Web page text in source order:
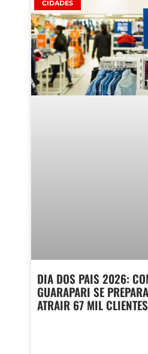
CIDADES
DIA DOS PAIS 2026:
GUARAPARI SE
ATRAIR 67 MIL CLIENTES